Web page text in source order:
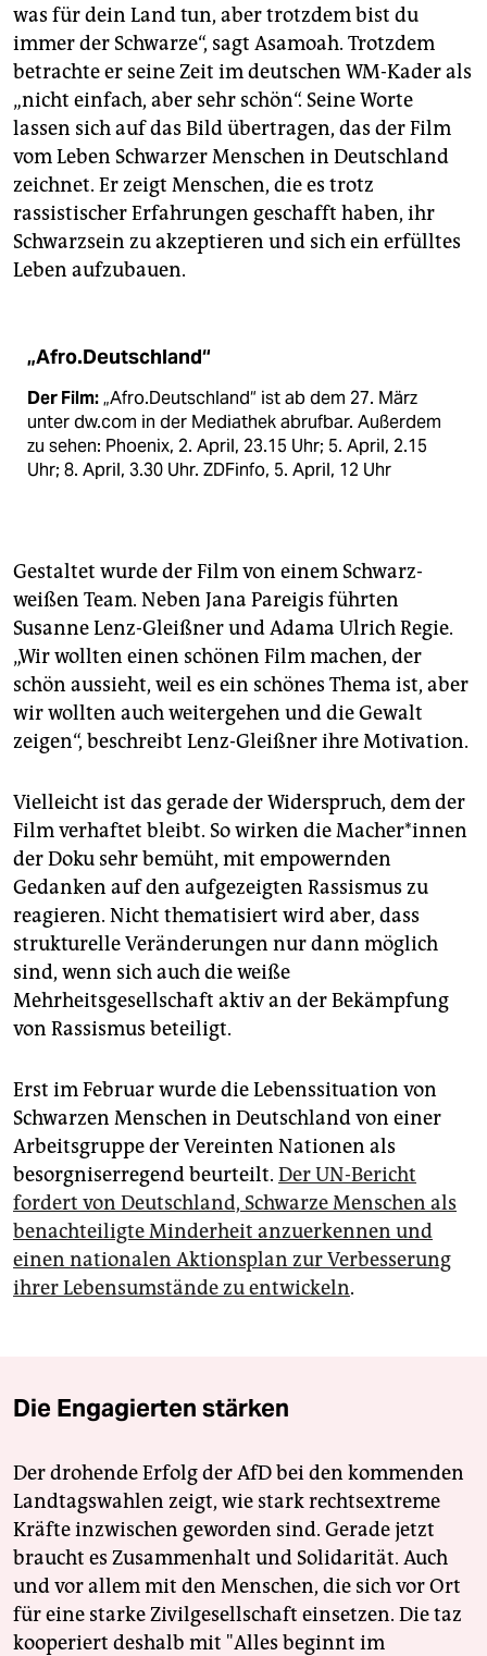
was für dein Land tun, aber trotzdem bist du
immer der Schwarze“, sagt Asamoah. Trotzdem
betrachte er seine Zeit im deutschen WM-Kader als
„nicht einfach, aber sehr schön“. Seine Worte
lassen sich auf das Bild übertragen, das der Film
vom Leben Schwarzer Menschen in Deutschland
zeichnet. Er zeigt Menschen, die es trotz
rassistischer Erfahrungen geschafft haben, ihr
Schwarzsein zu akzeptieren und sich ein erfülltes
Leben aufzubauen.
„Afro.Deutschland“
Der Film:„Afro.Deutschland“ ist ab dem 27. März
unter dw.com in der Mediathek abrufbar. Außerdem
zu sehen: Phoenix, 2. April, 23.15 Uhr; 5. April, 2.15
Uhr; 8. April, 3.30 Uhr. ZDFinfo, 5. April, 12 Uhr
Gestaltet wurde der Film von einem Schwarz-
weißen Team. Neben Jana Pareigis führten
Susanne Lenz-Gleißner und Adama Ulrich Regie.
„Wir wollten einen schönen Film machen, der
schön aussieht, weil es ein schönes Thema ist, aber
wir wollten auch weitergehen und die Gewalt
zeigen“, beschreibt Lenz-Gleißner ihre Motivation.
Vielleicht ist das gerade der Widerspruch, dem der
Film verhaftet bleibt. So wirken die Ma­che­r*innen
der Doku sehr bemüht, mit empowernden
Gedanken auf den aufgezeigten Rassismus zu
reagieren. Nicht thematisiert wird aber, dass
strukturelle Veränderungen nur dann möglich
sind, wenn sich auch die weiße
Mehrheitsgesellschaft aktiv an der Bekämpfung
von Rassismus beteiligt.
Erst im Februar wurde die Lebenssituation von
Schwarzen Menschen in Deutschland von einer
Arbeitsgruppe der Vereinten Nationen als
besorgniserregend beurteilt. Der UN-Bericht
fordert von Deutschland, Schwarze Menschen als
benachteiligte Minderheit anzuerkennen und
einen nationalen Ak­tions­plan zur Verbesserung
ihrer Lebensumstände zu entwickeln.
Die Engagierten stärken
Der drohende Erfolg der AfD bei den kommenden
Landtagswahlen zeigt, wie stark rechtsextreme
Kräfte inzwischen geworden sind. Gerade jetzt
braucht es Zusammenhalt und Solidarität. Auch
und vor allem mit den Menschen, die sich vor Ort
für eine starke Zivilgesellschaft einsetzen. Die taz
kooperiert deshalb mit "Alles beginnt im